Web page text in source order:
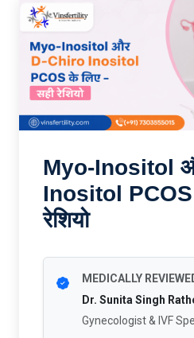
Myo-Inositol
Inositol PCOS
रेशियो
MEDICALLY
Dr. Sunita Singh
Gynecologist & IVF